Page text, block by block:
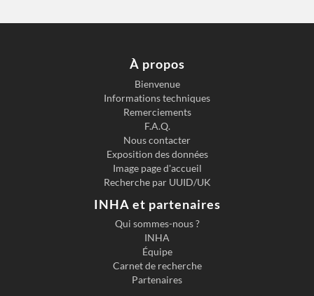
À propos
Bienvenue
Informations techniques
Remerciements
F.A.Q.
Nous contacter
Exposition des données
Image page d'accueil
Recherche par UUID/UK
INHA et partenaires
Qui sommes-nous ?
INHA
Équipe
Carnet de recherche
Partenaires